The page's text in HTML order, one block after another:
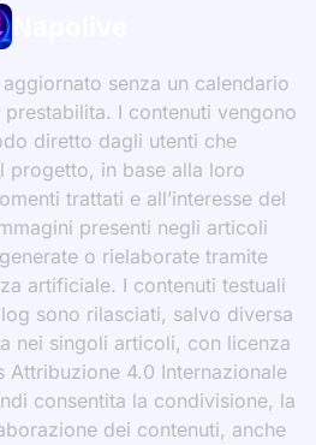
senza un calendario
I contenuti vengono
diretto dagli utenti che
progetto, in base alla loro
trattati e all’interesse del
presenti negli articoli
o rielaborate tramite
artificiale. I contenuti testuali
sono rilasciati, salvo diversa
nei singoli articoli, con licenza
4.0 Internazionale
consentita la condivisione, la
dei contenuti, anche